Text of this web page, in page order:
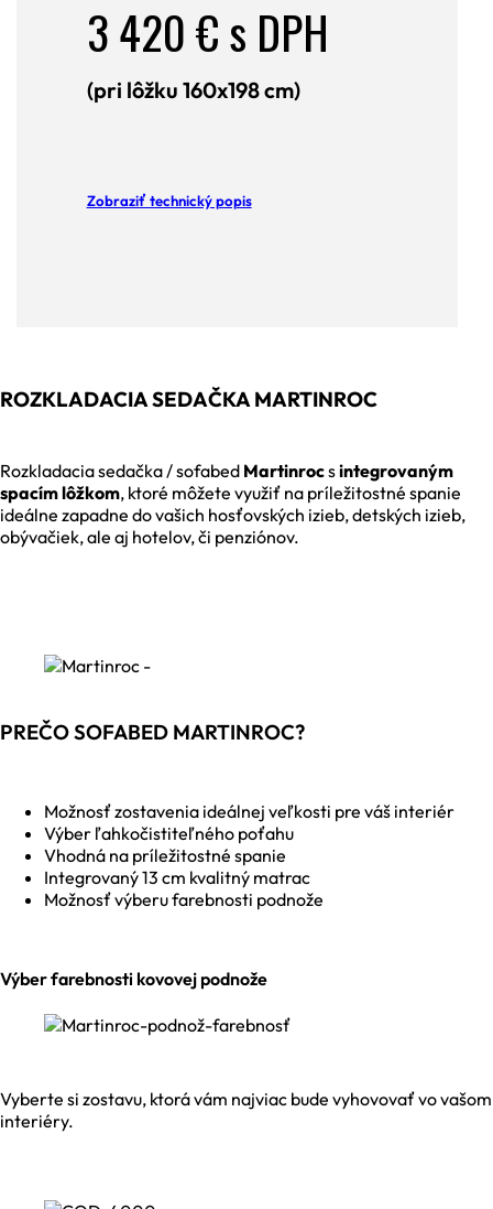
3 420 € s DPH
(pri lôžku 160x198 cm)
Zobraziť technický popis
ROZKLADACIA SEDAČKA MARTINROC
Rozkladacia sedačka / sofabed Martinrocsintegrovaným
spacím lôžkom, ktoré môžete využiť na príležitostné spanie
ideálne zapadne do vašich hosťovských izieb, detských izieb,
obývačiek, ale aj hotelov, či penziónov.
PREČO SOFABED MARTINROC?
Možnosť zostavenia ideálnej veľkosti pre váš interiér
Výber ľahkočistiteľného poťahu
Vhodná na príležitostné spanie
Integrovaný 13 cm kvalitný matrac
Možnosť výberu farebnosti podnože
Výber farebnosti kovovej podnože
Vyberte si zostavu, ktorá vám najviac bude vyhovovať vo vašom
interiéry.